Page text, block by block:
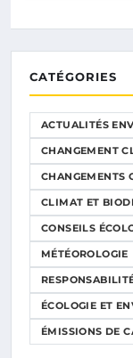
CATÉGORIES
ACTUALITÉS
CHANGEMENT
CHANGEMENTS
CLIMAT ET
CONSEILS
MÉTÉOROLOGIE
ÉCOLOGIE ET
ÉMISSIONS DE